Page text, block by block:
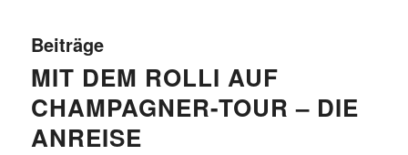
Beiträge
MIT DEM ROLLI AUF
CHAMPAGNER-TOUR – DIE
ANREISE